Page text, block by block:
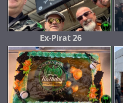
Ex-Pirat 26